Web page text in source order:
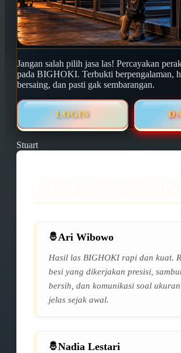
Jangan salah pilih jasa las! Percayakan
pada BIGHOKI. Terbukti berpengalaman,
bersaing, dan pasti gak sembarangan.
LOGIN
Stuart
Ari Wibowo
Hasil las BIGHOKI rapi dan kuat.
besi yang dikerjakan presisi,
bersih, dan komunikasi soal
jelas sejak awal.
Nadia Lestari